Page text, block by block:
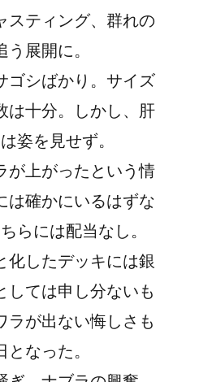
スティング、群れの
う展開に。
ゴシばかり。サイズ
は十分。しかし、肝
姿を見せず。
が上がったという情
は確かにいるはずな
らには配当なし。
化したデッキには銀
しては申し分ないも
ラが出ない悔しさも
となった。